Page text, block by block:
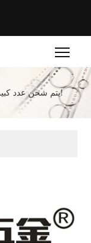
يتم شحن عدد كبير من البضائع!